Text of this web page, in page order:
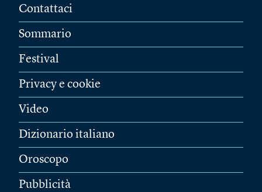
Contattaci
Sommario
Festival
Privacy e cookie
Video
Dizionario italiano
Oroscopo
Pubblicità